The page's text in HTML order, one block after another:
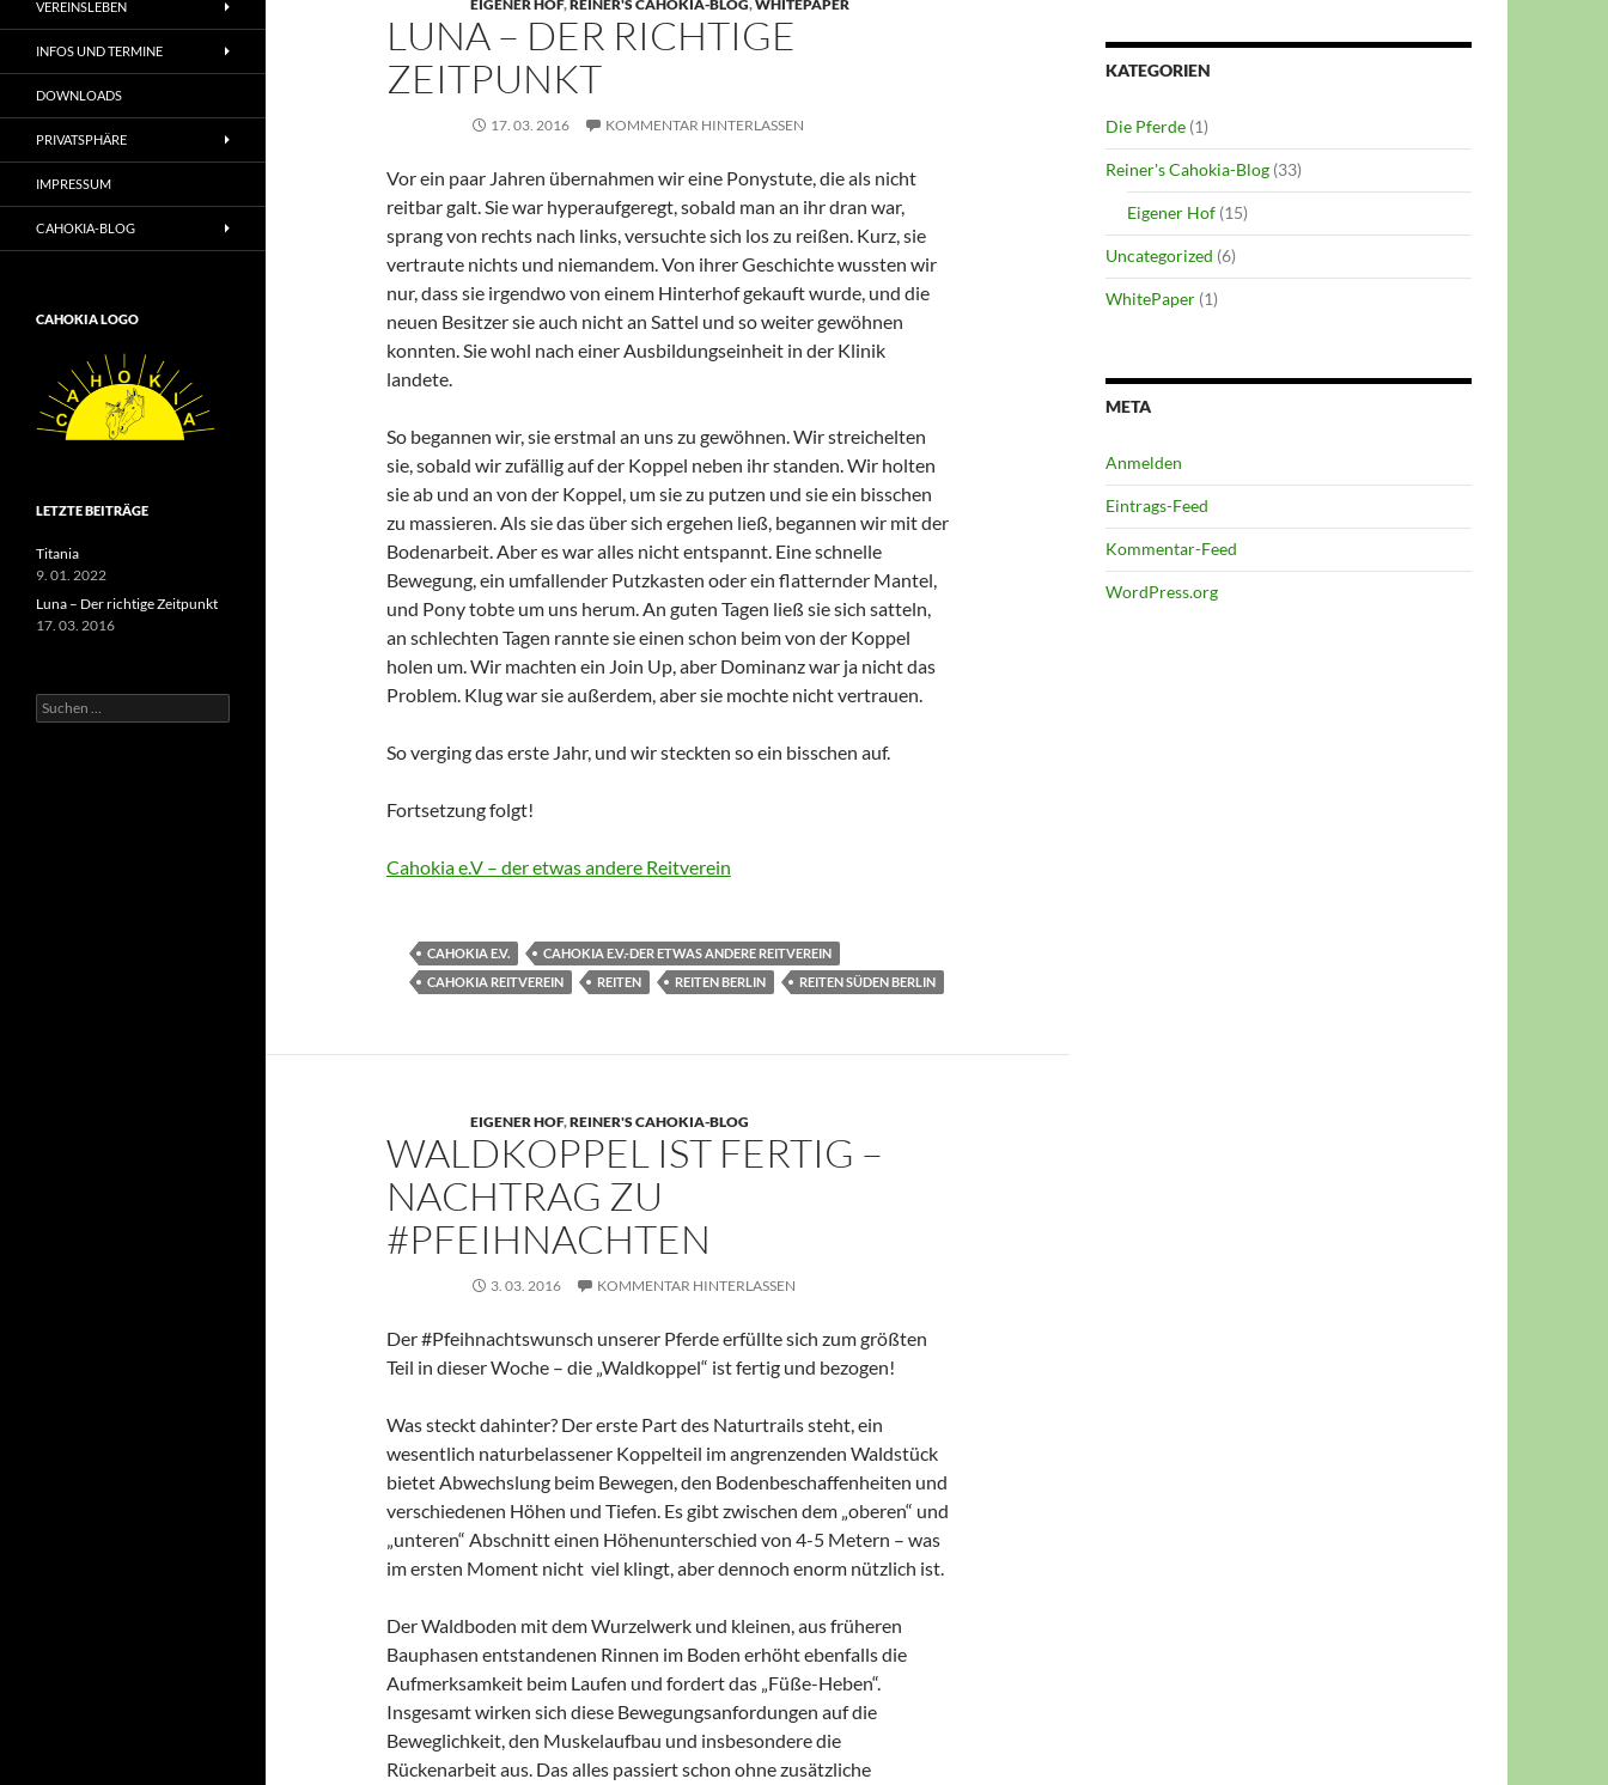
EIGENER HOF,REINER'S CAHOKIA-BLOG,WHITEPAPER
LUNA – DER RICHTIGE
ZEITPUNKT
17. 03. 2016 KOMMENTAR HINTERLASSEN
Vor ein paar Jahren übernahmen wir eine Ponystute, die als nicht
reitbar galt. Sie war hyperaufgeregt, sobald man an ihr dran war,
sprang von rechts nach links, versuchte sich los zu reißen. Kurz, sie
vertraute nichts und niemandem. Von ihrer Geschichte wussten wir
nur, dass sie irgendwo von einem Hinterhof gekauft wurde, und die
neuen Besitzer sie auch nicht an Sattel und so weiter gewöhnen
konnten. Sie wohl nach einer Ausbildungseinheit in der Klinik
landete.
So begannen wir, sie erstmal an uns zu gewöhnen. Wir streichelten
sie, sobald wir zufällig auf der Koppel neben ihr standen. Wir holten
sie ab und an von der Koppel, um sie zu putzen und sie ein bisschen
zu massieren. Als sie das über sich ergehen ließ, begannen wir mit der
Bodenarbeit. Aber es war alles nicht entspannt. Eine schnelle
Bewegung, ein umfallender Putzkasten oder ein flatternder Mantel,
und Pony tobte um uns herum. An guten Tagen ließ sie sich satteln,
an schlechten Tagen rannte sie einen schon beim von der Koppel
holen um. Wir machten ein Join Up, aber Dominanz war ja nicht das
Problem. Klug war sie außerdem, aber sie mochte nicht vertrauen.
So verging das erste Jahr, und wir steckten so ein bisschen auf.
Fortsetzung folgt!
Cahokia e.V – der etwas andere Reitverein
CAHOKIA E.V.
CAHOKIA E.V.-DER ETWAS ANDERE REITVEREIN
CAHOKIA REITVEREIN
REITEN REITEN BERLIN REITEN SÜDEN BERLIN
EIGENER HOF,REINER'S CAHOKIA-BLOG
WALDKOPPEL IST FERTIG –
NACHTRAG ZU
#PFEIHNACHTEN
3. 03. 2016 KOMMENTAR HINTERLASSEN
Der #Pfeihnachtswunsch unserer Pferde erfüllte sich zum größten
Teil in dieser Woche – die „Waldkoppel“ ist fertig und bezogen!
Was steckt dahinter? Der erste Part des Naturtrails steht, ein
wesentlich naturbelassener Koppelteil im angrenzenden Waldstück
bietet Abwechslung beim Bewegen, den Bodenbeschaffenheiten und
verschiedenen Höhen und Tiefen. Es gibt zwischen dem „oberen“ und
„unteren“ Abschnitt einen Höhenunterschied von 4-5 Metern – was
im ersten Moment nicht viel klingt, aber dennoch enorm nützlich ist.
Der Waldboden mit dem Wurzelwerk und kleinen, aus früheren
Bauphasen entstandenen Rinnen im Boden erhöht ebenfalls die
Aufmerksamkeit beim Laufen und fordert das „Füße-Heben“.
Insgesamt wirken sich diese Bewegungsanfordungen auf die
Beweglichkeit, den Muskelaufbau und insbesondere die
Rückenarbeit aus. Das alles passiert schon ohne zusätzliche
KATEGORIEN
Die Pferde (1)
Reiner's Cahokia-Blog (33)
Eigener Hof (15)
Uncategorized (6)
WhitePaper (1)
META
Anmelden
Eintrags-Feed
Kommentar-Feed
WordPress.org
VEREINSLEBEN
INFOS UND TERMINE
DOWNLOADS
PRIVATSPHÄRE
IMPRESSUM
CAHOKIA-BLOG
CAHOKIA LOGO
LETZTE BEITRÄGE
Titania
9. 01. 2022
Luna – Der richtige Zeitpunkt
17. 03. 2016
Suchen
nach: